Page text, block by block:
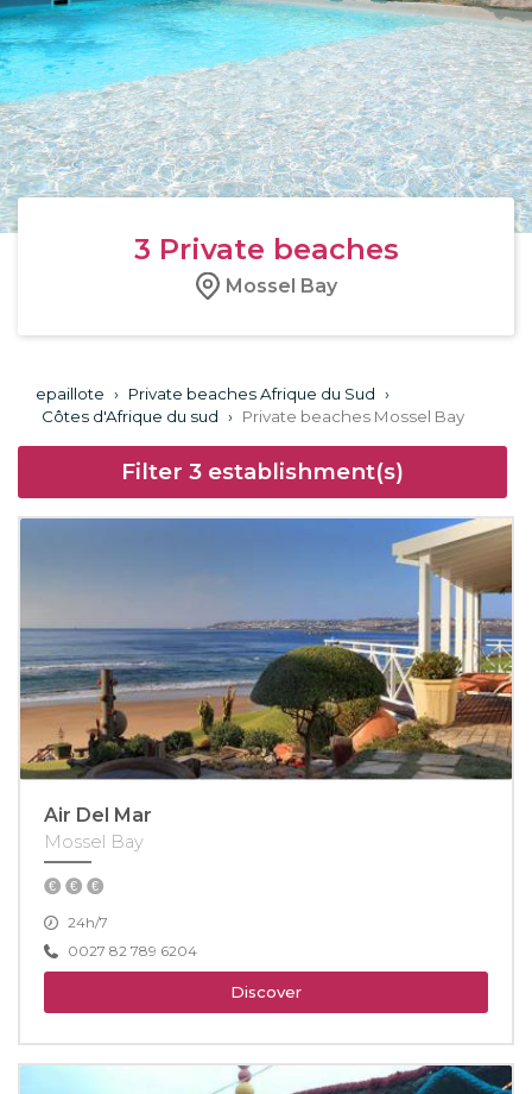
3 Private beaches
Mossel Bay
epaillote › Private beaches Afrique du Sud ›
Côtes d'Afrique du sud › Private beaches Mossel Bay
Filter 3establishment(s)
Air Del Mar
Mossel Bay
24h/7
0027 82 789 6204
Discover